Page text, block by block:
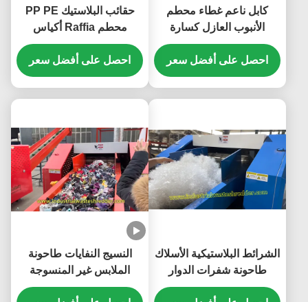
كابل ناعم غطاء محطم
الأنبوب العازل كسارة
الأدوات الصلبة ذات القوة
العالية السعة الكبيرة
احصل على أفضل سعر
حقائب البلاستيك PP PE
محطم Raffia أكياس
منسوجة طاحونة أكياس
التسوق كسارة سعة كبيرة
احصل على أفضل سعر
الشرائط البلاستيكية الأسلاك
طاحونة شفرات الدوار
كسارة يمكن أن تمزق كل
النسيج النفايات طاحونة
الملابس غير المنسوجة
المنسوجات كسارة توفير